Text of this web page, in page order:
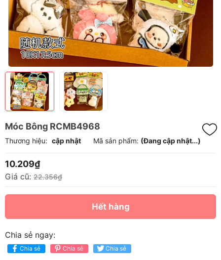
Móc Bông RCMB4968
Thương hiệu: cập nhật Mã sản phẩm: (Đang cập nhật...)
10.209₫
Giá cũ: 22.356₫
Hết hàng
Chia sẻ ngay:
Chia sẻ Chia sẻ Chia sẻ